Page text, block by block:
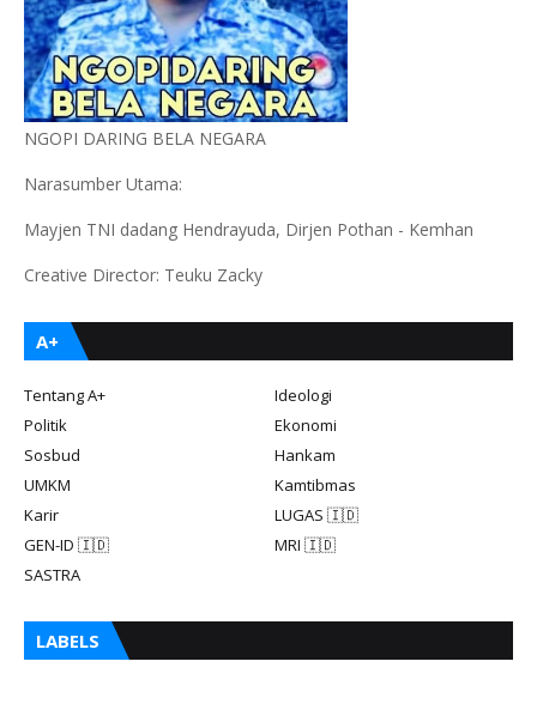
NGOPI DARING BELA NEGARA
Narasumber Utama:
Mayjen TNI dadang Hendrayuda, Dirjen Pothan - Kemhan
Creative Director: Teuku Zacky
A+
Tentang A+
Ideologi
Politik
Ekonomi
Sosbud
Hankam
UMKM
Kamtibmas
Karir
LUGAS 🇮🇩
GEN-ID 🇮🇩
MRI 🇮🇩
SASTRA
LABELS